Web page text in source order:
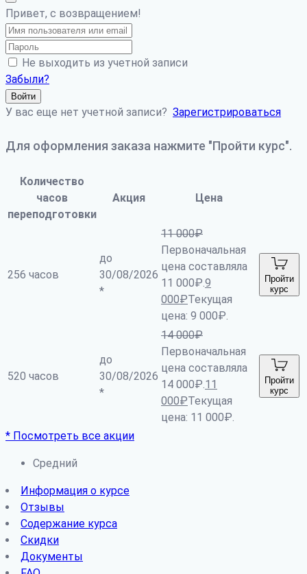
Привет, с возвращением!
Не выходить из учетной записи
Забыли?
Войти
У вас еще нет учетной записи? Зарегистрироваться
Для оформления заказа нажмите "Пройти курс".
Количество
часов
переподготовки
Акция Цена
256 часов
до
30/08/2026
*
11 000₽
Первоначальная
цена составляла
11 000₽.9
000₽Текущая
цена: 9 000₽.
Пройти
курс
520 часов
до
30/08/2026
*
14 000₽
Первоначальная
цена составляла
14 000₽.11
000₽Текущая
цена: 11 000₽.
Пройти
курс
* Посмотреть все акции
Средний
Информация о курсе
Отзывы
Содержание курса
Скидки
Документы